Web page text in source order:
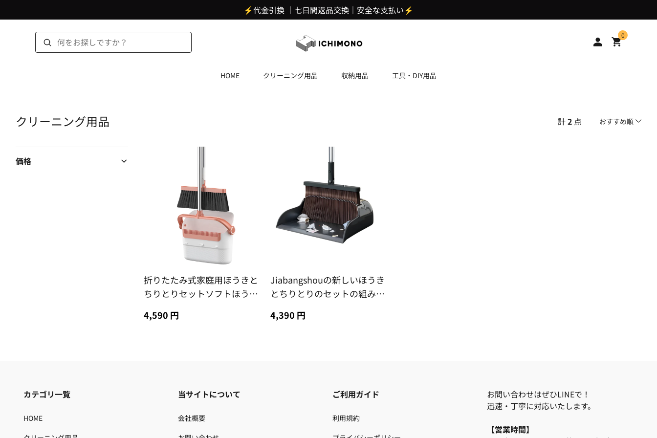
⚡代金引換 ｜七日間返品交換｜安全な支払い⚡
0
HOME クリーニング用品 収納用品 工具・DIY用品
クリーニング用品 計2 点 おすすめ順
価格
折りたたみ式家庭用ほうきと
ちりとりセットソフトほうき
スクレーパーアーティファク
4,590 円
Jiabangshouの新しいほうき
とちりとりのセットの組み合
毛の家庭用ほうき掃除毛屋内
4,390 円
カテゴリ一覧
HOME
当サイトについて
会社概要
ご利用ガイド
利用規約
お問い合わせはぜひLINEで！
迅速・丁寧に対応いたします。
【営業時間】